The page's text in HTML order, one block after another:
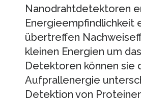
Nanodrahtdetektoren
Energieempfindlichkeit
übertreffen
kleinen Energien um
Detektoren können sie
Aufprallenergie
Detektion von